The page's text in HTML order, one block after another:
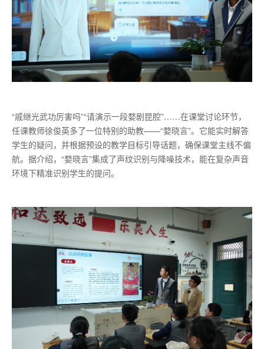
“戚继光武功厉害吗”“请演示一段婺剧昆腔”……在课堂讨论环节，
任课教师徐俊英多了一位特别的助教——“婺晓言”。它能实时解答
学生的疑问，并根据预设的教学目标引导话题，确保课堂主线不偏
航。据介绍，“婺晓言”集成了声纹识别与降噪技术，能在复杂声音
环境下精准识别学生的提问。